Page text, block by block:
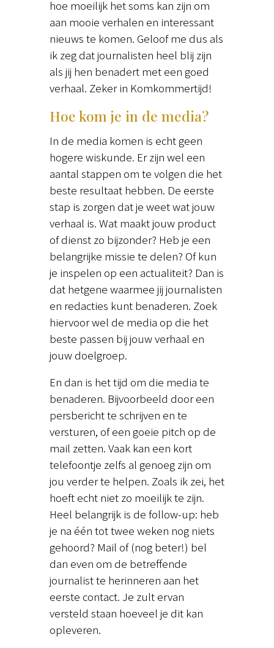
hoe moeilijk het soms kan zijn om
aan mooie verhalen en interessant
nieuws te komen. Geloof me dus als
ik zeg dat journalisten heel blij zijn
als jij hen benadert met een goed
verhaal. Zeker in Komkommertijd!
Hoe kom je in de media?
In de media komen is echt geen
hogere wiskunde. Er zijn wel een
aantal stappen om te volgen die het
beste resultaat hebben. De eerste
stap is zorgen dat je weet wat jouw
verhaal is. Wat maakt jouw product
of dienst zo bijzonder? Heb je een
belangrijke missie te delen? Of kun
je inspelen op een actualiteit? Dan is
dat hetgene waarmee jij journalisten
en redacties kunt benaderen. Zoek
hiervoor wel de media op die het
beste passen bij jouw verhaal en
jouw doelgroep.
En dan is het tijd om die media te
benaderen. Bijvoorbeeld door een
persbericht te schrijven en te
versturen, of een goeie pitch op de
mail zetten. Vaak kan een kort
telefoontje zelfs al genoeg zijn om
jou verder te helpen. Zoals ik zei, het
hoeft echt niet zo moeilijk te zijn.
Heel belangrijk is de follow-up: heb
je na één tot twee weken nog niets
gehoord? Mail of (nog beter!) bel
dan even om de betreffende
journalist te herinneren aan het
eerste contact. Je zult ervan
versteld staan hoeveel je dit kan
opleveren.